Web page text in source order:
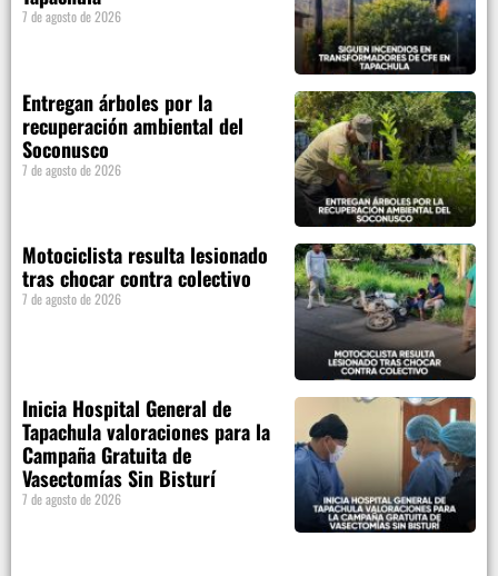
7 de agosto de 2026
Entregan árboles por la
recuperación ambiental del
Soconusco
7 de agosto de 2026
Motociclista resulta lesionado
tras chocar contra colectivo
7 de agosto de 2026
Inicia Hospital General de
Tapachula valoraciones para la
Campaña Gratuita de
Vasectomías Sin Bisturí
7 de agosto de 2026